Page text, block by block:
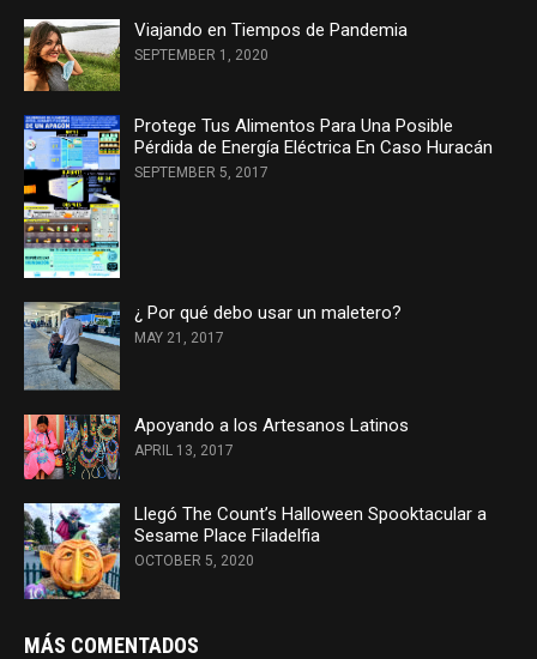
Viajando en Tiempos de Pandemia
SEPTEMBER 1, 2020
Protege Tus Alimentos Para Una Posible
Pérdida de Energía Eléctrica En Caso Huracán
SEPTEMBER 5, 2017
¿ Por qué debo usar un maletero?
MAY 21, 2017
Apoyando a los Artesanos Latinos
APRIL 13, 2017
Llegó The Count’s Halloween Spooktacular a
Sesame Place Filadelfia
OCTOBER 5, 2020
MÁS COMENTADOS